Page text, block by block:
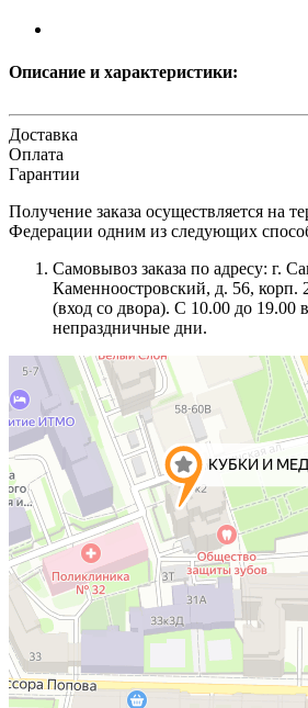
Описание и характеристики:
Доставка
Оплата
Гарантии
Получение заказа осуществляется на
Федерации одним из следующих
Самовывоз заказа по адресу: г.
Каменноостровский, д. 56,
(вход со двора). С 10.00 до 19.00
непраздничные дни.